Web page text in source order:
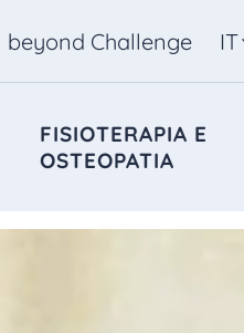
beyond Challenge IT
FISIOTERAPIA E
OSTEOPATIA